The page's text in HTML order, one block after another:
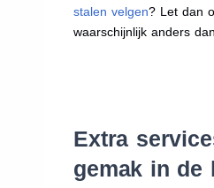
stalen velgen? Let dan
waarschijnlijk anders
Extra
gemak in de